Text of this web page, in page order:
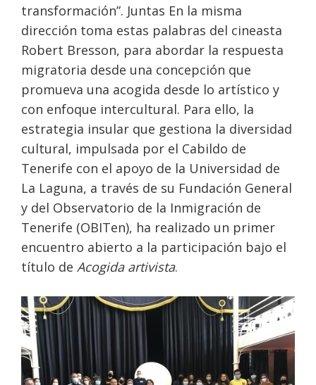
transformación”. Juntas En la misma
dirección toma estas palabras del cineasta
Robert Bresson, para abordar la respuesta
migratoria desde una concepción que
promueva una acogida desde lo artístico y
con enfoque intercultural. Para ello, la
estrategia insular que gestiona la diversidad
cultural, impulsada por el Cabildo de
Tenerife con el apoyo de la Universidad de
La Laguna, a través de su Fundación General
y del Observatorio de la Inmigración de
Tenerife (OBITen), ha realizado un primer
encuentro abierto a la participación bajo el
título de Acogida artivista.